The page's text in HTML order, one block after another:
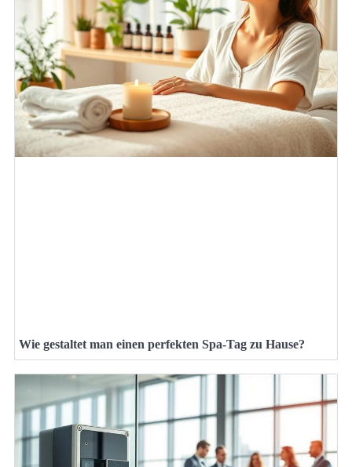
Wie gestaltet man einen perfekten Spa-Tag zu Hause?